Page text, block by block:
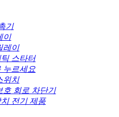
기
이
레이
스타터
누르세요
위치
호 회로 차단기
전기 제품